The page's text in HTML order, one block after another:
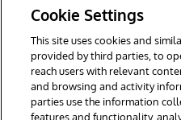
活动
工作机会
Cookie Settings
This site uses cookies and
provided by third parties, to
reach users with relevant
and browsing and activity
parties use the information
features and functionality,